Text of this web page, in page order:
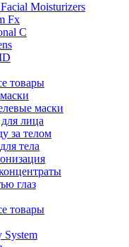
Moisturizers
Fx
C
товары
маски
лица
за телом
тела
глаз
товары
System